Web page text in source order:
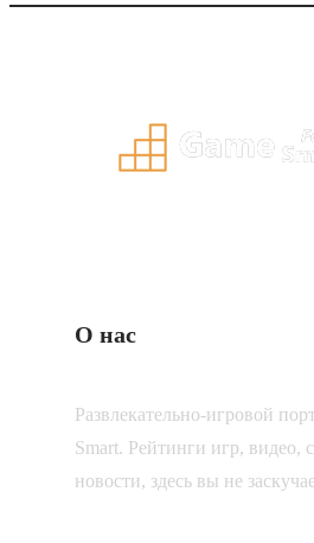
О нас
Развлекательно-игровой
Smart. Рейтинги игр, видео,
новости, здесь вы не